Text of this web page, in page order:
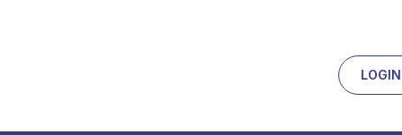
LOGIN